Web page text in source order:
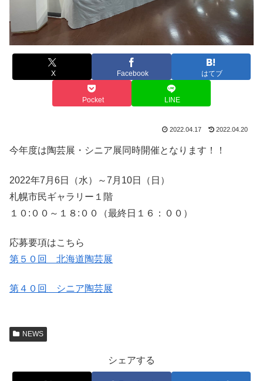
X Facebook はてブ
Pocket LINE
2022.04.17 2022.04.20
今年度は陶芸展・シニア展同時開催となります！！
2022年7月6日（水）～7月10日（日）
札幌市民ギャラリー１階
１０:００～１８:００（最終日１６：００）
応募要項はこちら
第５０回 北海道陶芸展
第４０回 シニア陶芸展
NEWS
シェアする